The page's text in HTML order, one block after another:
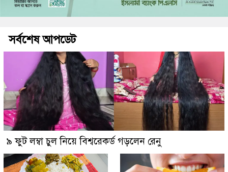
সর্বশেষ আপডেট
৯ ফুট লম্বা চুল নিয়ে বিশ্বরেকর্ড গড়লেন রেনু